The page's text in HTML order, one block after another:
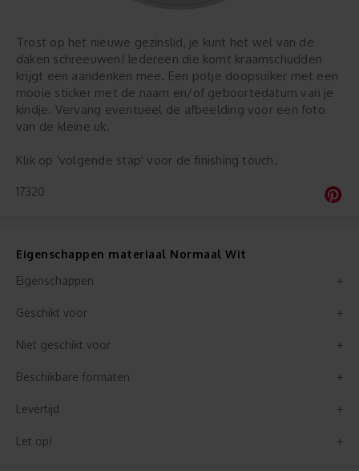
Trost op het nieuwe gezinslid, je kunt het wel van de
daken schreeuwen! Iedereen die komt kraamschudden
krijgt een aandenken mee. Een potje doopsuiker met een
mooie sticker met de naam en/of geboortedatum van je
kindje. Vervang eventueel de afbeelding voor een foto
van de kleine uk.
Klik op 'volgende stap' voor de finishing touch.
17320
Eigenschappen materiaal Normaal Wit
Eigenschappen
Geschikt voor
Niet geschikt voor
Beschikbare formaten
Levertijd
Let op!